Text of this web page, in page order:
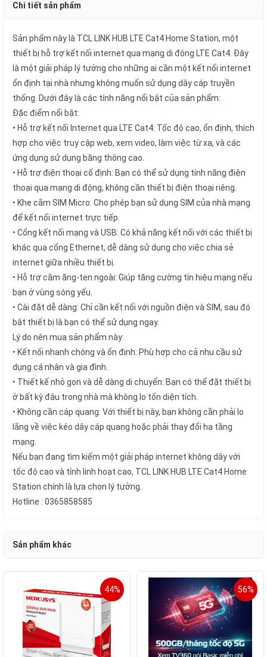
Chi tiết sản phẩm
Sản phẩm này là TCL LINK HUB LTE Cat4 Home Station, một
thiết bị hỗ trợ kết nối internet qua mạng di động LTE Cat4. Đây
là một giải pháp lý tưởng cho những ai cần một kết nối internet
ổn định tại nhà nhưng không muốn sử dụng dây cáp truyền
thống. Dưới đây là các tính năng nổi bật của sản phẩm:
Đặc điểm nổi bật:
• Hỗ trợ kết nối Internet qua LTE Cat4: Tốc độ cao, ổn định, thích
hợp cho việc truy cập web, xem video, làm việc từ xa, và các
ứng dụng sử dụng băng thông cao.
• Hỗ trợ điện thoại cố định: Bạn có thể sử dụng tính năng điện
thoại qua mạng di động, không cần thiết bị điện thoại riêng.
• Khe cắm SIM Micro: Cho phép bạn sử dụng SIM của nhà mạng
để kết nối internet trực tiếp.
• Cổng kết nối mạng và USB: Có khả năng kết nối với các thiết bị
khác qua cổng Ethernet, dễ dàng sử dụng cho việc chia sẻ
internet giữa nhiều thiết bị.
• Hỗ trợ cắm ăng-ten ngoài: Giúp tăng cường tín hiệu mạng nếu
bạn ở vùng sóng yếu.
• Cài đặt dễ dàng: Chỉ cần kết nối với nguồn điện và SIM, sau đó
bật thiết bị là bạn có thể sử dụng ngay.
Lý do nên mua sản phẩm này:
• Kết nối nhanh chóng và ổn định: Phù hợp cho cả nhu cầu sử
dụng cá nhân và gia đình.
• Thiết kế nhỏ gọn và dễ dàng di chuyển: Bạn có thể đặt thiết bị
ở bất kỳ đâu trong nhà mà không lo tốn diện tích.
• Không cần cáp quang: Với thiết bị này, bạn không cần phải lo
lắng về việc kéo dây cáp quang hoặc phải thay đổi hạ tầng
mạng.
Nếu bạn đang tìm kiếm một giải pháp internet không dây với
tốc độ cao và tính linh hoạt cao, TCL LINK HUB LTE Cat4 Home
Station chính là lựa chọn lý tưởng.
Hotline : 0365858585
Sản phẩm khác
44% 56%